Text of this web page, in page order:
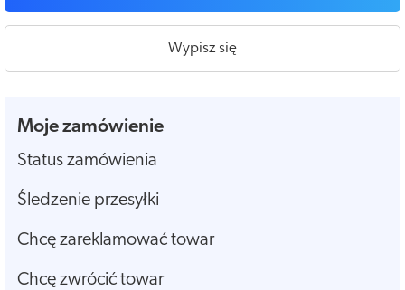
Wypisz się
Moje zamówienie
Status zamówienia
Śledzenie przesyłki
Chcę zareklamować towar
Chcę zwrócić towar